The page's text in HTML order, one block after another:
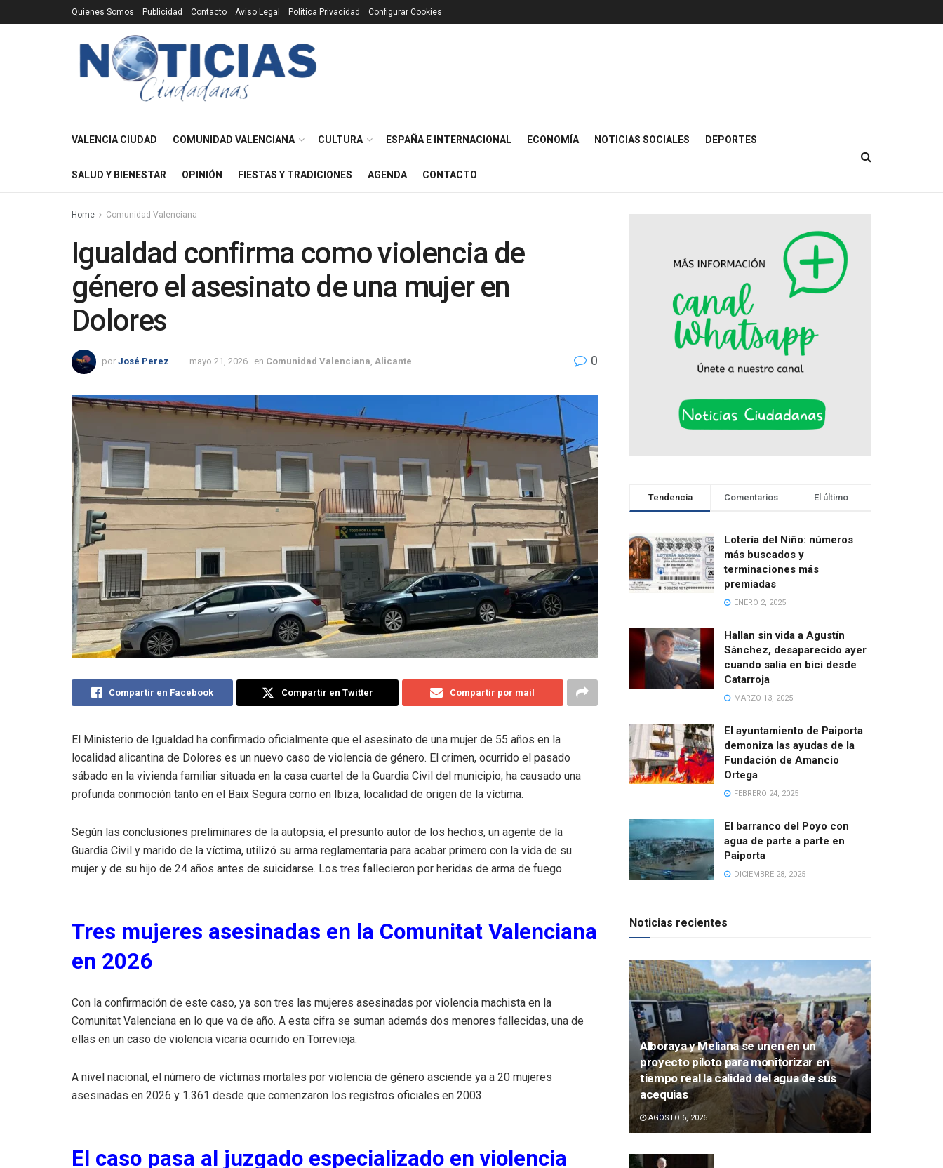
Quienes Somos Publicidad Contacto Aviso Legal Política Privacidad Configurar Cookies
VALENCIA CIUDAD COMUNIDAD VALENCIANA CULTURA ESPAÑA E INTERNACIONAL ECONOMÍA NOTICIAS SOCIALES DEPORTES
SALUD Y BIENESTAR OPINIÓN FIESTAS Y TRADICIONES AGENDA CONTACTO
Home Comunidad Valenciana
Igualdad confirma como violencia de
género el asesinato de una mujer en
Dolores
por José Perez mayo 21, 2026 en Comunidad Valenciana Alicante 0
Compartir en Facebook Compartir en Twitter Compartir por mail
El Ministerio de Igualdad ha confirmado oficialmente que el asesinato de una mujer de 55 años en la
localidad alicantina de Dolores es un nuevo caso de violencia de género. El crimen, ocurrido el pasado
sábado en la vivienda familiar situada en la casa cuartel de la Guardia Civil del municipio, ha causado una
profunda conmoción tanto en el Baix Segura como en Ibiza, localidad de origen de la víctima.
Según las conclusiones preliminares de la autopsia, el presunto autor de los hechos, un agente de la
Guardia Civil y marido de la víctima, utilizó su arma reglamentaria para acabar primero con la vida de su
mujer y de su hijo de 24 años antes de suicidarse. Los tres fallecieron por heridas de arma de fuego.
Tres mujeres asesinadas en la Comunitat Valenciana
en 2026
Con la confirmación de este caso, ya son tres las mujeres asesinadas por violencia machista en la
Comunitat Valenciana en lo que va de año. A esta cifra se suman además dos menores fallecidas, una de
ellas en un caso de violencia vicaria ocurrido en Torrevieja.
A nivel nacional, el número de víctimas mortales por violencia de género asciende ya a 20 mujeres
asesinadas en 2026 y 1.361 desde que comenzaron los registros oficiales en 2003.
El caso pasa al juzgado especializado en violencia
Tendencia Comentarios El último
Lotería del Niño: números
más buscados y
terminaciones más
premiadas
ENERO 2, 2025
Hallan sin vida a Agustín
Sánchez, desaparecido ayer
cuando salía en bici desde
Catarroja
MARZO 13, 2025
El ayuntamiento de Paiporta
demoniza las ayudas de la
Fundación de Amancio
Ortega
FEBRERO 24, 2025
El barranco del Poyo con
agua de parte a parte en
Paiporta
DICIEMBRE 28, 2025
Noticias recientes
Alboraya y Meliana se unen en un
proyecto piloto para monitorizar en
tiempo real la calidad del agua de sus
acequias
AGOSTO 6, 2026